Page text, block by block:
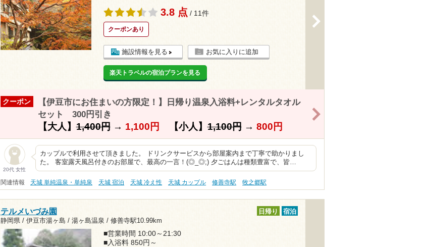
3.8 点 / 11件
クーポンあり
施設情報を見る お気に入りに追加
楽天トラベルの宿泊プランを見る
クーポン
【伊豆市にお住まいの方限定！】日帰り温泉入浴料+レンタルタオル
セット 300円引き
【大人】1,400円→ 1,100円 【小人】1,100円→ 800円
20代 女性
カップルで利用させて頂きました。 ドリンクサービスから部屋案内まで丁寧で助かりまし
た。 客室露天風呂付きのお部屋で、最高の一言！(◎_◎;) 夕ごはんは種類豊富で、皆…
関連情報 天城 単純温泉・単純泉 天城 宿泊 天城 冷え性 天城 カップル 修善寺駅 牧之郷駅
テルメいづみ園
静岡県 / 伊豆市湯ヶ島 / 湯ヶ島温泉 / 修善寺駅10.99km
日帰り 宿泊
■営業時間 10:00～21:30
■入浴料 850円～